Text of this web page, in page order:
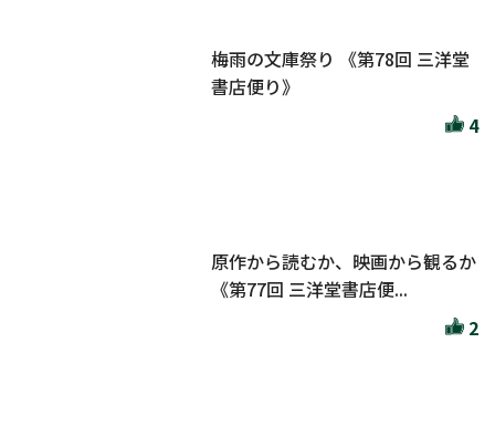
梅雨の文庫祭り 《第78回 三洋堂
書店便り》
4
原作から読むか、映画から観るか
《第77回 三洋堂書店便...
2